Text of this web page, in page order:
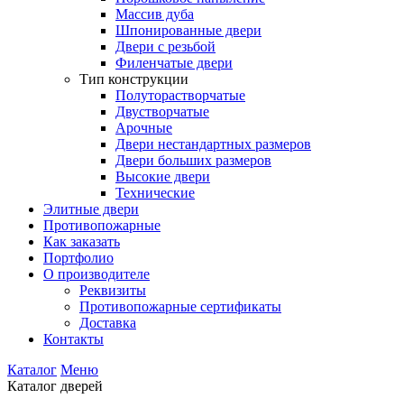
Массив дуба
Шпонированные двери
Двери с резьбой
Филенчатые двери
Тип конструкции
Полуторастворчатые
Двустворчатые
Арочные
Двери нестандартных размеров
Двери больших размеров
Высокие двери
Технические
Элитные двери
Противопожарные
Как заказать
Портфолио
О производителе
Реквизиты
Противопожарные сертификаты
Доставка
Контакты
Каталог Меню
Каталог дверей